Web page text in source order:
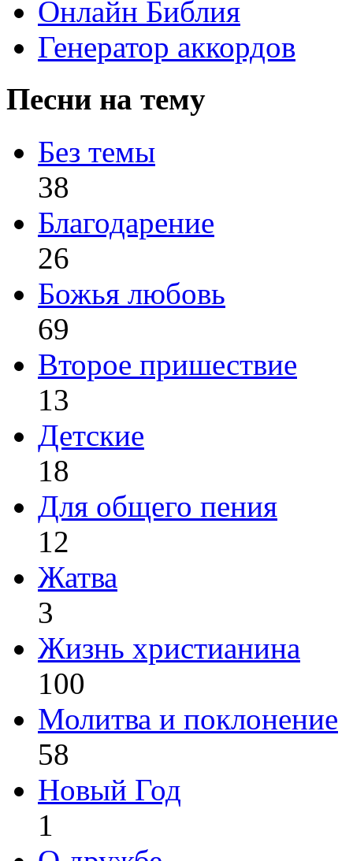
Онлайн Библия
Генератор аккордов
Песни на тему
Без темы
38
Благодарение
26
Божья любовь
69
Второе пришествие
13
Детские
18
Для общего пения
12
Жатва
3
Жизнь христианина
100
Молитва и поклонение
58
Новый Год
1